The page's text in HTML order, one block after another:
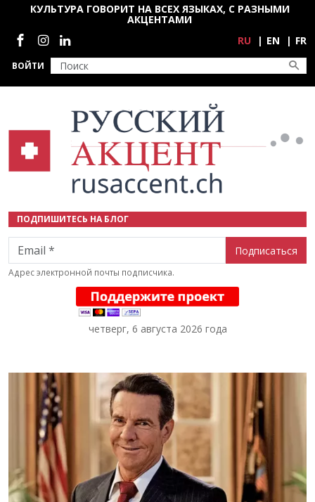
Перейти к основному содержанию
ВОЙТИ
КУЛЬТУРА ГОВОРИТ НА ВСЕХ ЯЗЫКАХ, С РАЗНЫМИ
АКЦЕНТАМИ
Социальные сети
RU EN FR
ПОДПИШИТЕСЬ НА БЛОГ
Email
Адрес электронной почты подписчика.
четверг, 6 августа 2026 года